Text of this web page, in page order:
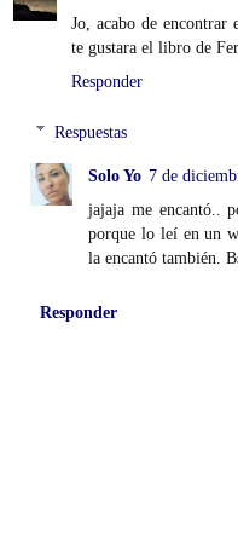
Jo, acabo de encontrar
te gustara el libro de
Responder
Respuestas
Solo Yo 7 de
jajaja me encantó..
porque lo leí en un
la encantó también.
Responder